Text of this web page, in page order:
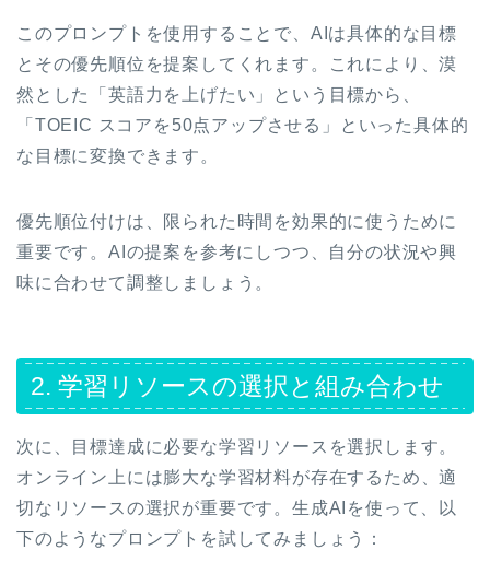
このプロンプトを使用することで、AIは具体的な目標
とその優先順位を提案してくれます。これにより、漠
然とした「英語力を上げたい」という目標から、
「TOEIC スコアを50点アップさせる」といった具体的
な目標に変換できます。
優先順位付けは、限られた時間を効果的に使うために
重要です。AIの提案を参考にしつつ、自分の状況や興
味に合わせて調整しましょう。
2. 学習リソースの選択と組み合わせ
次に、目標達成に必要な学習リソースを選択します。
オンライン上には膨大な学習材料が存在するため、適
切なリソースの選択が重要です。生成AIを使って、以
下のようなプロンプトを試してみましょう：